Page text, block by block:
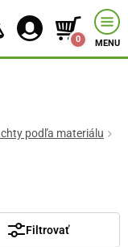
0 MENU
podľa materiálu
Filtrovať